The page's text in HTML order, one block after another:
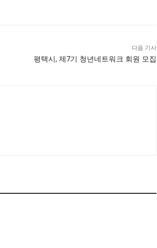
다음 기사
평택시, 제7기 청년네트워크 회원 모집